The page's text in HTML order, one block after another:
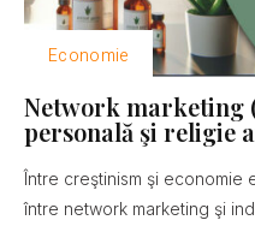
Economie
Network marketing
personală şi religie
Între creştinism şi economie
între network marketing şi